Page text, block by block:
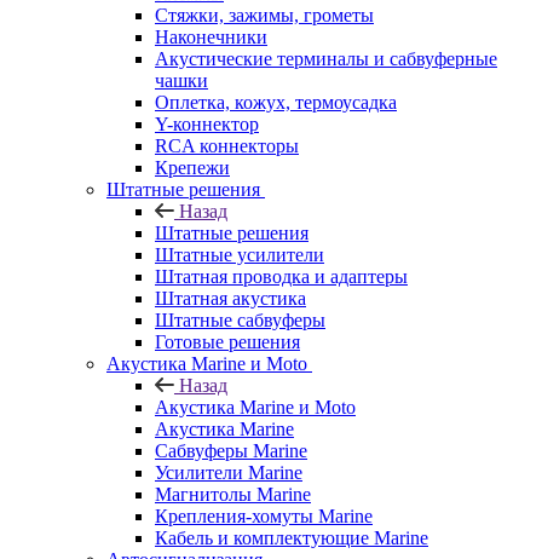
Стяжки, зажимы, грометы
Наконечники
Акустические терминалы и сабвуферные
чашки
Оплетка, кожух, термоусадка
Y-коннектор
RCA коннекторы
Крепежи
Штатные решения
Назад
Штатные решения
Штатные усилители
Штатная проводка и адаптеры
Штатная акустика
Штатные сабвуферы
Готовые решения
Акустика Marine и Moto
Назад
Акустика Marine и Moto
Акустика Marine
Сабвуферы Marine
Усилители Marine
Магнитолы Marine
Крепления-хомуты Marine
Кабель и комплектующие Marine